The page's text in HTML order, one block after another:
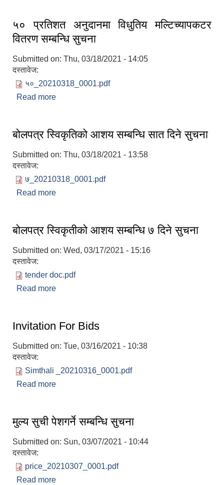
५० प्रतिशत अनुदानमा विधुतिय मल्टिच्यापकटर
वितरण सम्बन्धि सुचना
Submitted on: Thu, 03/18/2021 - 14:05
दस्तावेज:
५०_20210318_0001.pdf
Read more
बोलपत्र स्विकृतिको आशय सम्बन्धि सात दिने सुचना
Submitted on: Thu, 03/18/2021 - 13:58
दस्तावेज:
७_20210318_0001.pdf
Read more
बोलपत्र स्विकृतीको आशय सम्बन्धि ७ दिने सुचना
Submitted on: Wed, 03/17/2021 - 15:16
दस्तावेज:
tender doc.pdf
Read more
Invitation For Bids
Submitted on: Tue, 03/16/2021 - 10:38
दस्तावेज:
Simthali _20210316_0001.pdf
Read more
मुल्य सुची पेशगर्ने सम्बन्धि सुचना
Submitted on: Sun, 03/07/2021 - 10:44
दस्तावेज:
price_20210307_0001.pdf
Read more